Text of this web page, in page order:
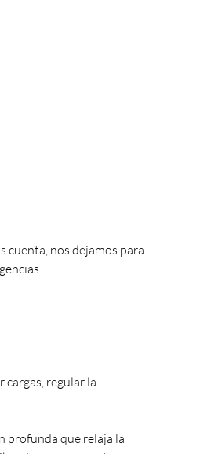
cuenta, nos dejamos para
regular la
profunda que relaja la